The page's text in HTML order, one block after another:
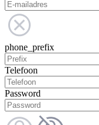
phone_prefix
Telefoon
Password